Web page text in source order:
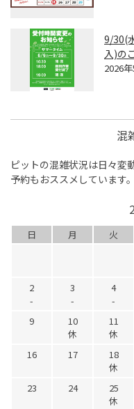
9/30(
入)の
2026
混
ピットの混雑状況は日々変
予約もおススメしています。
日 月 火
2
-
3
-
4
-
9
10
休
11
休
16 17
18
休
23 24
25
休